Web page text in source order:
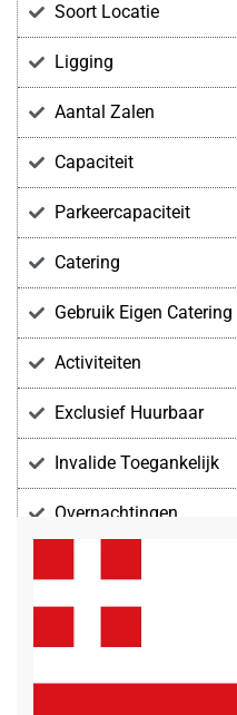
Soort Locatie
Ligging
Aantal Zalen
Capaciteit
Parkeercapaciteit
Catering
Gebruik Eigen Catering
Activiteiten
Exclusief Huurbaar
Invalide Toegankelijk
Overnachtingen